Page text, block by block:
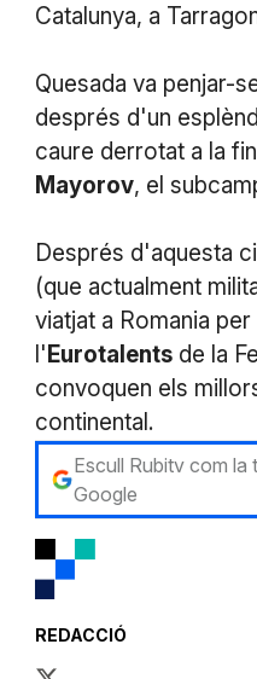
Catalunya, a
Quesada va penjar-
després d'un
caure derrotat a la
Mayorov, el
Després d'aquesta
(que actualment
viatjat a Romania
l' Eurotalentsde la
convoquen els
continental.
Escull Rubitv com
Google
REDACCIÓ